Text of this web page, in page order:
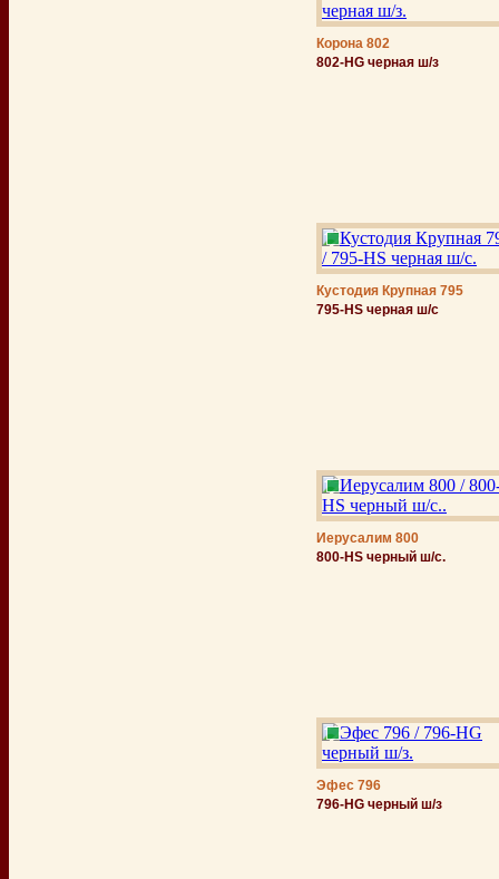
Корона 802
802-HG черная ш/з
Кустодия Крупная 795
795-НS черная ш/c
Иерусалим 800
800-HS черный ш/с.
Эфес 796
796-HG черный ш/з